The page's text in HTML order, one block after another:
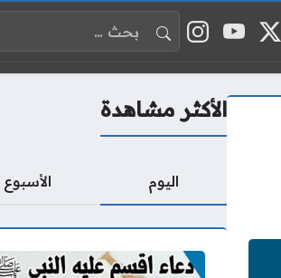
مواقع التواصلمنصة إكس
يوتيوبإنستغرام
البحث عن:
الأكثر مشاهدة
اليوم الأسبوع